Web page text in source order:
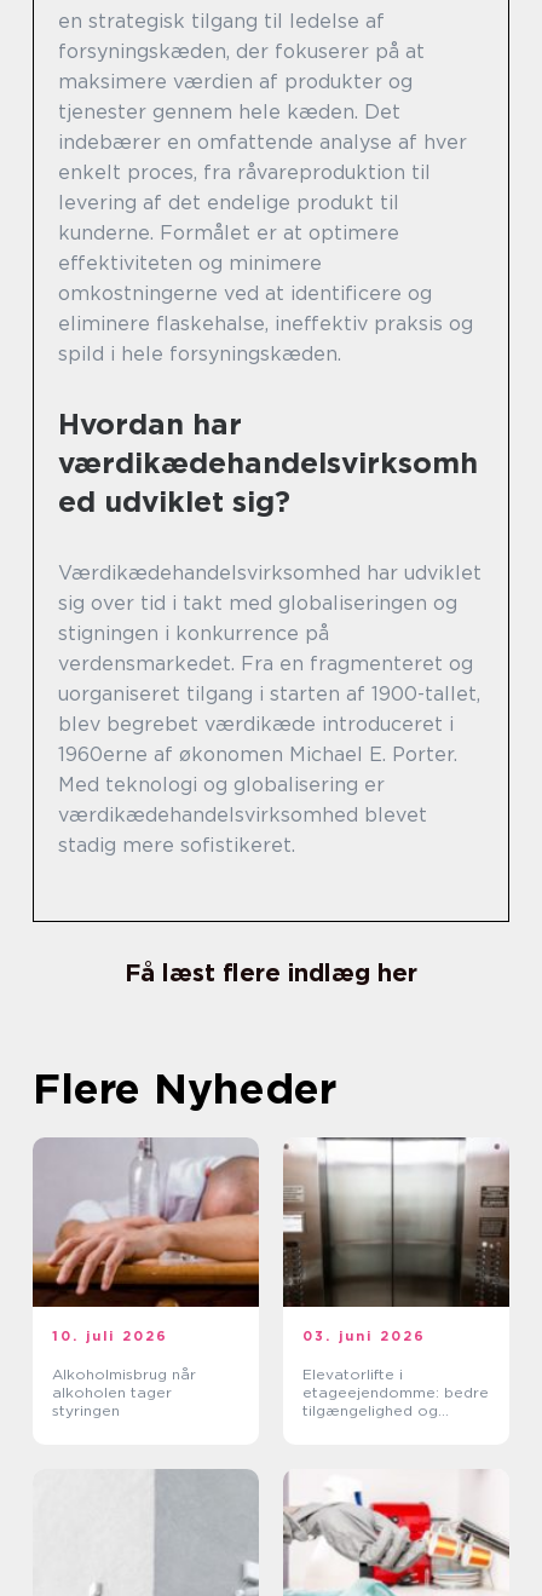
en strategisk tilgang til ledelse af
forsyningskæden, der fokuserer på at
maksimere værdien af produkter og
tjenester gennem hele kæden. Det
indebærer en omfattende analyse af hver
enkelt proces, fra råvareproduktion til
levering af det endelige produkt til
kunderne. Formålet er at optimere
effektiviteten og minimere
omkostningerne ved at identificere og
eliminere flaskehalse, ineffektiv praksis og
spild i hele forsyningskæden.
Hvordan har
værdikædehandelsvirksomh
ed udviklet sig?
Værdikædehandelsvirksomhed har udviklet
sig over tid i takt med globaliseringen og
stigningen i konkurrence på
verdensmarkedet. Fra en fragmenteret og
uorganiseret tilgang i starten af 1900-tallet,
blev begrebet værdikæde introduceret i
1960erne af økonomen Michael E. Porter.
Med teknologi og globalisering er
værdikædehandelsvirksomhed blevet
stadig mere sofistikeret.
Få læst flere indlæg her
Flere Nyheder
10. juli 2026
Alkoholmisbrug når
alkoholen tager
styringen
03. juni 2026
Elevatorlifte i
etageejendomme: bedre
tilgængelighed og